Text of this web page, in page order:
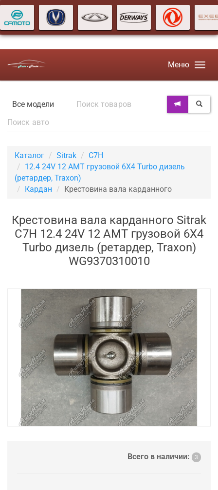
Меню
Каталог Sitrak
C7H
12.4 24V 12 AMT грузовой 6X4 Turbo дизель
(ретардер, Traxon)
Кардан
Крестовина вала карданного
Крестовина вала карданного Sitrak
C7H 12.4 24V 12 AMT грузовой 6X4
Turbo дизель (ретардер, Traxon)
WG9370310010
Всего в наличии: 3